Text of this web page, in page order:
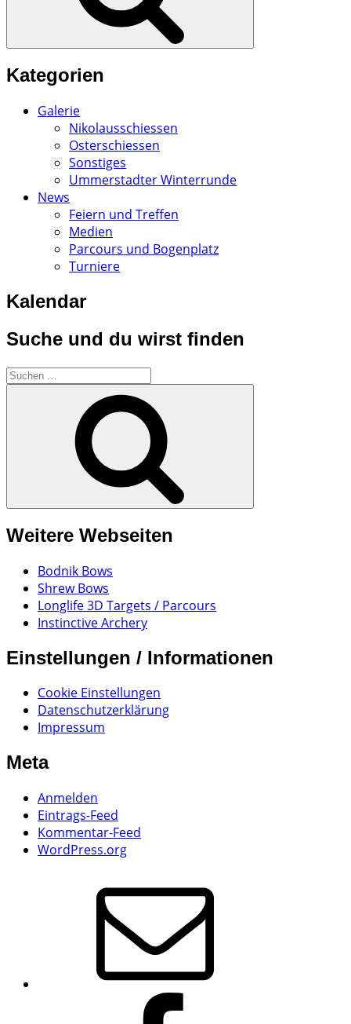
Kategorien
Galerie
Nikolausschiessen
Osterschiessen
Sonstiges
Ummerstadter Winterrunde
News
Feiern und Treffen
Medien
Parcours und Bogenplatz
Turniere
Kalendar
Suche und du wirst finden
Suchen
nach:
Weitere Webseiten
Bodnik Bows
Shrew Bows
Longlife 3D Targets / Parcours
Instinctive Archery
Einstellungen / Informationen
Cookie Einstellungen
Datenschutzerklärung
Impressum
Meta
Anmelden
Eintrags-Feed
Kommentar-Feed
WordPress.org